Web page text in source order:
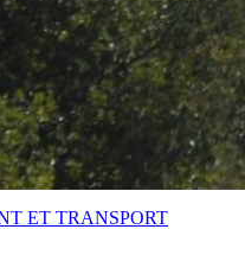
ET TRANSPORT